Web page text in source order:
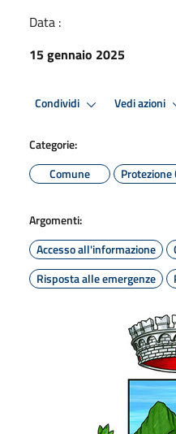
Data :
15 gennaio 2025
Condividi Vedi azioni
Categorie:
Comune
Protezione
Argomenti:
Accesso all'informazione
Risposta alle emergenze